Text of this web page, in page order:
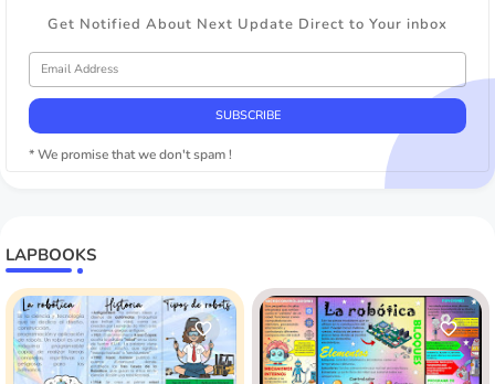
Get Notified About Next Update Direct to Your inbox
* We promise that we don't spam !
LAPBOOKS